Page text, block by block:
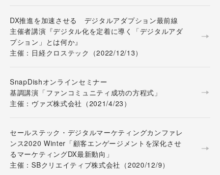
DX推進を加速させる デジタルアダプション最前線
主催者講演『デジタル化を定着に導く「デジタルアダ
プション」とは何か』
主催：日経クロステック（2022/12/13）
SnapDishオンラインセミナー
基調講演「ファンコミュニティ成功の方程式」
主催：ヴァズ株式会社（2021/4/23）
セールステック・デジタルマーケティングカンファレ
ンス2020 Winter「顧客エンゲージメントを深化させ
るマーケティングDX最新動向」
主催：SBクリエイティブ株式会社（2020/12/9）